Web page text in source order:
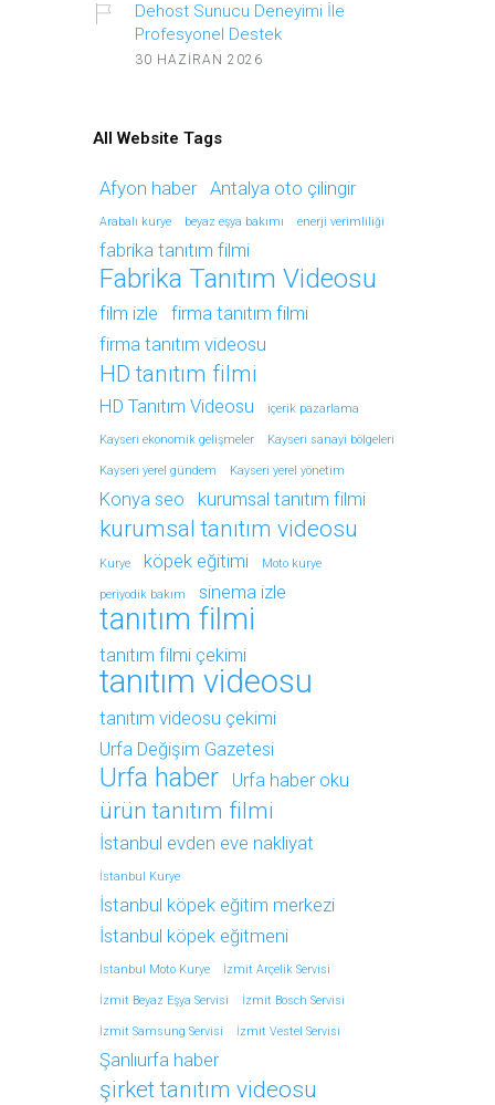
Dehost Sunucu Deneyimi İle
Profesyonel Destek
30 HAZIRAN 2026
All Website Tags
Afyon haber Antalya oto çilingir
Arabalı kurye beyaz eşya bakımı enerji verimliliği
fabrika tanıtım filmi
Fabrika Tanıtım Videosu
film izle
firma tanıtım filmi
firma tanıtım videosu
HD tanıtım filmi
HD Tanıtım Videosu içerik pazarlama
Kayseri ekonomik gelişmeler Kayseri sanayi bölgeleri
Kayseri yerel gündem Kayseri yerel yönetim
Konya seo kurumsal tanıtım filmi
kurumsal tanıtım videosu
Kurye köpek eğitimi Moto kurye
periyodik bakım sinema izle
tanıtım filmi
tanıtım filmi çekimi
tanıtım videosu
tanıtım videosu çekimi
Urfa Değişim Gazetesi
Urfa haber Urfa haber oku
ürün tanıtım filmi
İstanbul evden eve nakliyat
İstanbul Kurye
İstanbul köpek eğitim merkezi
İstanbul köpek eğitmeni
İstanbul Moto Kurye İzmit Arçelik Servisi
İzmit Beyaz Eşya Servisi İzmit Bosch Servisi
İzmit Samsung Servisi İzmit Vestel Servisi
Şanlıurfa haber
şirket tanıtım videosu